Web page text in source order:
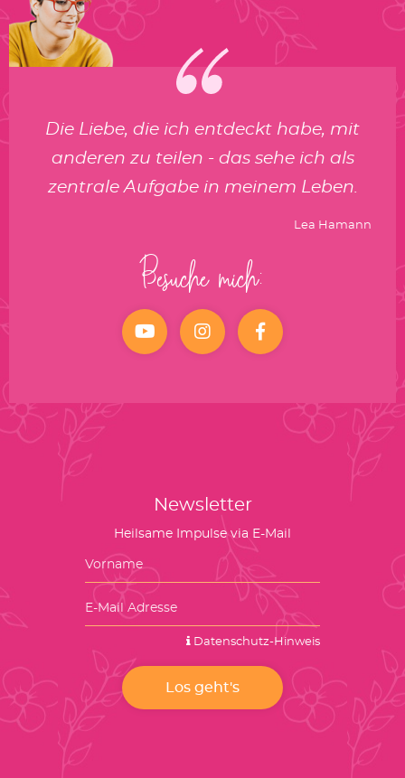
Die Liebe, die ich entdeckt habe, mit
anderen zu teilen - das sehe ich als
zentrale Aufgabe in meinem Leben.
Lea Hamann
Besuche mich:
YouTube Instagramfacebook
Newsletter
Heilsame Impulse via E-Mail
Datenschutz-Hinweis